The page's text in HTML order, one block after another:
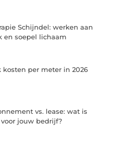
Schijndel: werken aan
en soepel lichaam
kosten per meter in 2026
vs. lease: wat is
jouw bedrijf?